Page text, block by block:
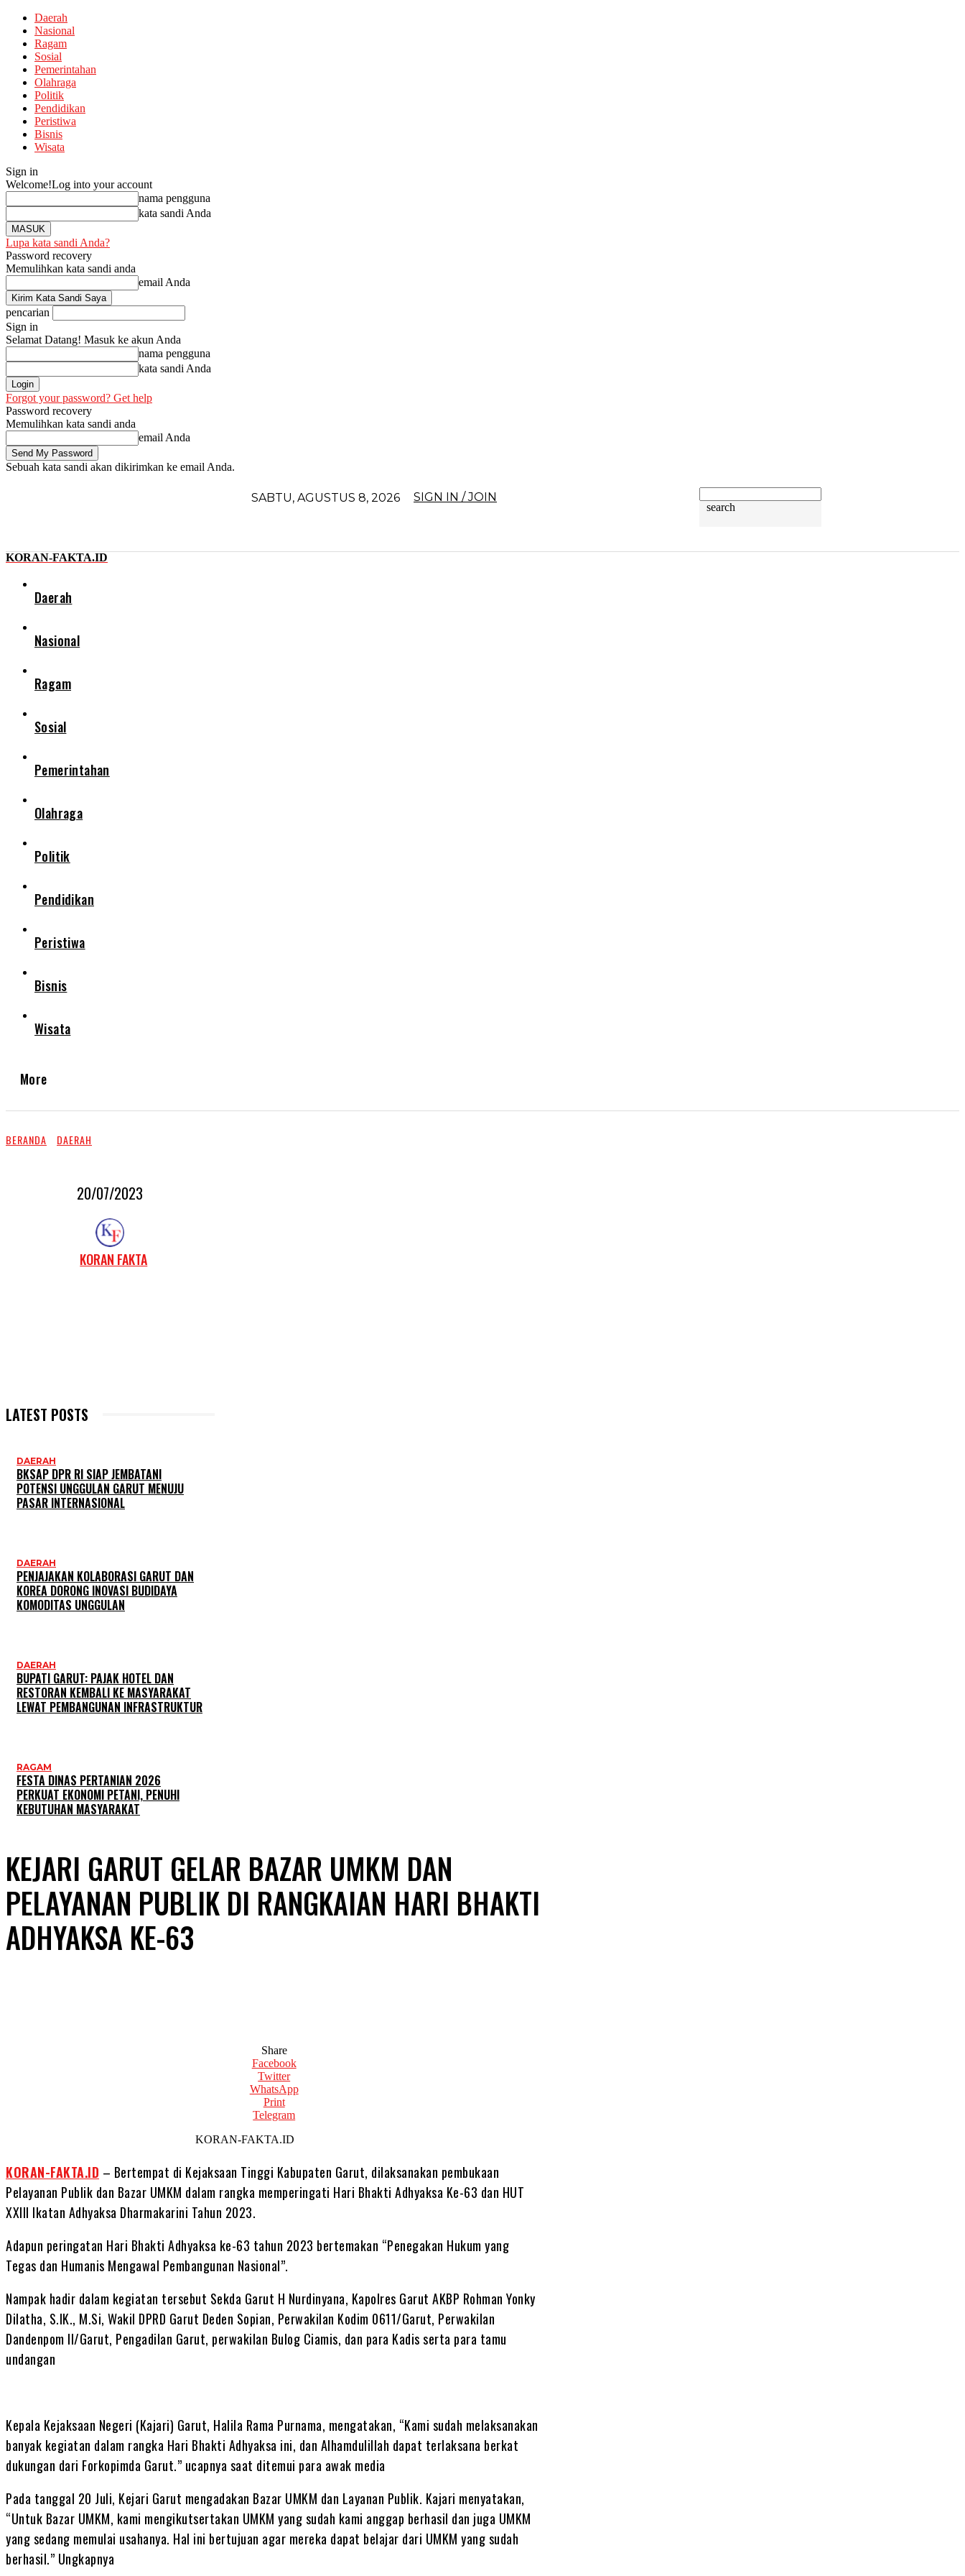
Daerah
Nasional
Ragam
Sosial
Pemerintahan
Olahraga
Politik
Pendidikan
Peristiwa
Bisnis
Wisata
Sign in
Welcome!Log into your account
nama pengguna
kata sandi Anda
Lupa kata sandi Anda?
Password recovery
Memulihkan kata sandi anda
email Anda
pencarian
Sign in
Selamat Datang! Masuk ke akun Anda
nama pengguna
kata sandi Anda
Forgot your password? Get help
Password recovery
Memulihkan kata sandi anda
email Anda
Sebuah kata sandi akan dikirimkan ke email Anda.
SABTU, AGUSTUS 8, 2026 SIGN IN / JOIN
search
KORAN-FAKTA.ID
Daerah
Nasional
Ragam
Sosial
Pemerintahan
Olahraga
Politik
Pendidikan
Peristiwa
Bisnis
Wisata
More
BERANDA DAERAH
20/07/2023
KORAN FAKTA
LATEST POSTS
DAERAH
BKSAP DPR RI SIAP JEMBATANI
POTENSI UNGGULAN GARUT MENUJU
PASAR INTERNASIONAL
DAERAH
PENJAJAKAN KOLABORASI GARUT DAN
KOREA DORONG INOVASI BUDIDAYA
KOMODITAS UNGGULAN
DAERAH
BUPATI GARUT: PAJAK HOTEL DAN
RESTORAN KEMBALI KE MASYARAKAT
LEWAT PEMBANGUNAN INFRASTRUKTUR
RAGAM
FESTA DINAS PERTANIAN 2026
PERKUAT EKONOMI PETANI, PENUHI
KEBUTUHAN MASYARAKAT
KEJARI GARUT GELAR BAZAR UMKM DAN
PELAYANAN PUBLIK DI RANGKAIAN HARI BHAKTI
ADHYAKSA KE-63
Share
Facebook
Twitter
WhatsApp
Print
Telegram
KORAN-FAKTA.ID
KORAN-FAKTA.ID – Bertempat di Kejaksaan Tinggi Kabupaten Garut, dilaksanakan pembukaan
Pelayanan Publik dan Bazar UMKM dalam rangka memperingati Hari Bhakti Adhyaksa Ke-63 dan HUT
XXIII Ikatan Adhyaksa Dharmakarini Tahun 2023.
Adapun peringatan Hari Bhakti Adhyaksa ke-63 tahun 2023 bertemakan “Penegakan Hukum yang
Tegas dan Humanis Mengawal Pembangunan Nasional”.
Nampak hadir dalam kegiatan tersebut Sekda Garut H Nurdinyana, Kapolres Garut AKBP Rohman Yonky
Dilatha, S.IK., M.Si, Wakil DPRD Garut Deden Sopian, Perwakilan Kodim 0611/Garut, Perwakilan
Dandenpom II/Garut, Pengadilan Garut, perwakilan Bulog Ciamis, dan para Kadis serta para tamu
undangan
Kepala Kejaksaan Negeri (Kajari) Garut, Halila Rama Purnama, mengatakan, “Kami sudah melaksanakan
banyak kegiatan dalam rangka Hari Bhakti Adhyaksa ini, dan Alhamdulillah dapat terlaksana berkat
dukungan dari Forkopimda Garut.” ucapnya saat ditemui para awak media
Pada tanggal 20 Juli, Kejari Garut mengadakan Bazar UMKM dan Layanan Publik. Kajari menyatakan,
“Untuk Bazar UMKM, kami mengikutsertakan UMKM yang sudah kami anggap berhasil dan juga UMKM
yang sedang memulai usahanya. Hal ini bertujuan agar mereka dapat belajar dari UMKM yang sudah
berhasil.” Ungkapnya